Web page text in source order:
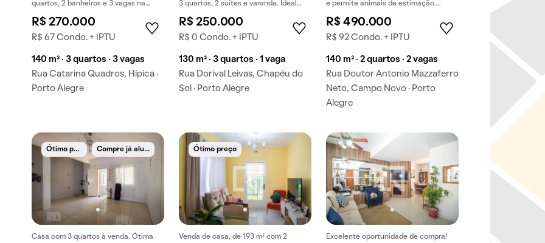
quartos, 2 banheiros e 3 vagas na
R$ 270.000
R$ 67 Condo. + IPTU
140 m² · 3 quartos · 3 vagas
Rua Catarina Quadros, Hípica ·
Porto Alegre
3 quartos, 2 suítes e varanda. Ideal
R$ 250.000
R$ 0 Condo. + IPTU
130 m² · 3 quartos · 1 vaga
Rua Dorival Leivas, Chapéu do
Sol · Porto Alegre
e permite animais de estimação.
R$ 490.000
R$ 92 Condo. + IPTU
140 m² · 2 quartos · 2 vagas
Rua Doutor Antonio Mazzaferro
Neto, Campo Novo · Porto
Alegre
Ó
timo preço C
ompre já alugado
Casa com 3 quartos à venda. Ótima
Ótimo preço
Venda de casa, de 193 m² com 2 Excelente oportunidade de compra!